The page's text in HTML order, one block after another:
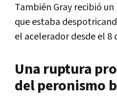
También Gray recibió
que estaba
el acelerador desde el 8
Una ruptura
del peronismo